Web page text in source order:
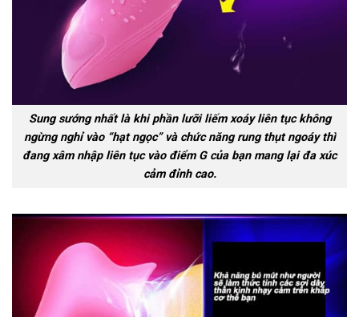
Sung sướng nhất là khi phần lưỡi liếm xoáy liên tục không
ngừng nghỉ vào “hạt ngọc” và chức năng rung thụt ngoáy thì
đang xâm nhập liên tục vào điểm G của bạn mang lại đa xúc
cảm đỉnh cao.